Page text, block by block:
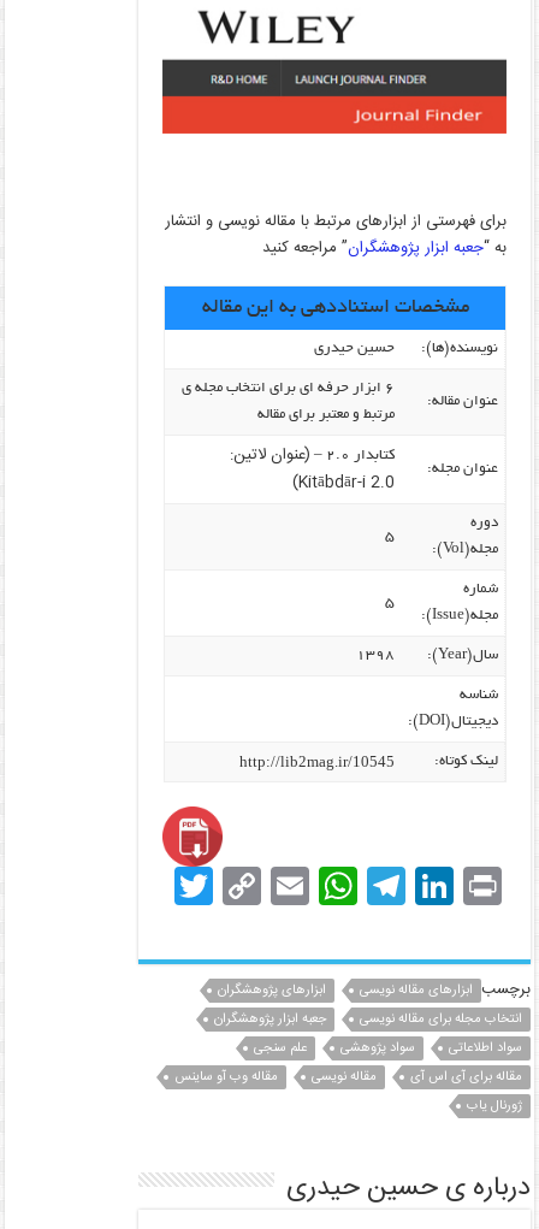
برای فهرستی از ابزارهای مرتبط با مقاله نویسی و انتشار
به “جعبه ابزار پژوهشگران” مراجعه کنید
مشخصات استناددهی به این مقاله
نویسنده‌(ها): حسین حیدری
عنوان مقاله:
۶ ابزار حرفه ای برای انتخاب مجله ی
مرتبط و معتبر برای مقاله
عنوان مجله:
کتابدار ۲.۰ –
(عنوان لاتین:
Kitābdār-i 2.0)
دوره
مجله(Vol):
۵
شماره
مجله(Issue):
۵
سال(Year): ۱۳۹۸
شناسه
دیجیتال(DOI):
لینک کوتاه: http://lib2mag.ir/10545
Pr
in
t
Li
n
k
e
dI
n
T
el
e
gr
a
m
W
h
at
s
A
p
E
m
ai
l
C
o
p
y
Li
n
T
w
itt برچسب ابزارهای مقاله نویسی
ابزارهای پژوهشگران
انتخاب مجله برای مقاله نویسی
جعبه ابزار پژوهشگران
سواد اطلاعاتی
سواد پژوهشی
علم سنجی
مقاله برای آی اس آی
مقاله نویسی
مقاله وب آو ساینس
ژورنال یاب
درباره ی حسین حیدری